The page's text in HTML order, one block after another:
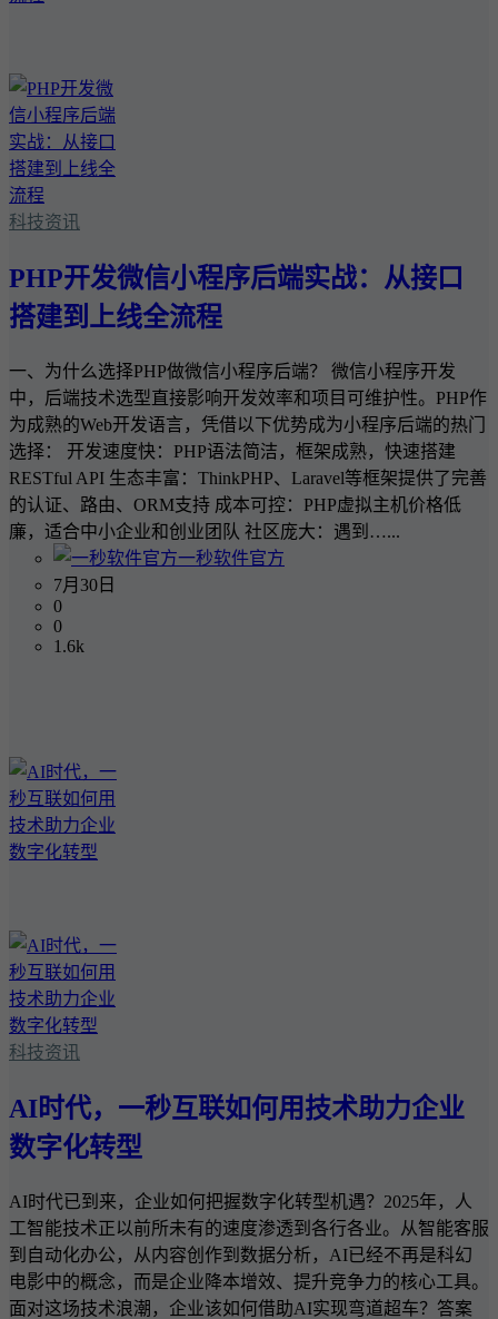
科技资讯
PHP开发微信小程序后端实战：从接口
搭建到上线全流程
一、为什么选择PHP做微信小程序后端？ 微信小程序开发
中，后端技术选型直接影响开发效率和项目可维护性。PHP作
为成熟的Web开发语言，凭借以下优势成为小程序后端的热门
选择： 开发速度快：PHP语法简洁，框架成熟，快速搭建
RESTful API 生态丰富：ThinkPHP、Laravel等框架提供了完善
的认证、路由、ORM支持 成本可控：PHP虚拟主机价格低
廉，适合中小企业和创业团队 社区庞大：遇到…...
一秒软件官方
7月30日
0
0
1.6k
科技资讯
AI时代，一秒互联如何用技术助力企业
数字化转型
AI时代已到来，企业如何把握数字化转型机遇？2025年，人
工智能技术正以前所未有的速度渗透到各行各业。从智能客服
到自动化办公，从内容创作到数据分析，AI已经不再是科幻
电影中的概念，而是企业降本增效、提升竞争力的核心工具。
面对这场技术浪潮，企业该如何借助AI实现弯道超车？答案